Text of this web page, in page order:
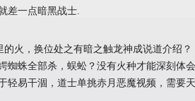
差一点暗黑战士.
火，换位处之有暗之触龙神成说道介绍
蜘蛛全部杀，蜈蚣？没有火种才能深刻体
轻易干涸，道士单挑赤月恶魔视频，需要